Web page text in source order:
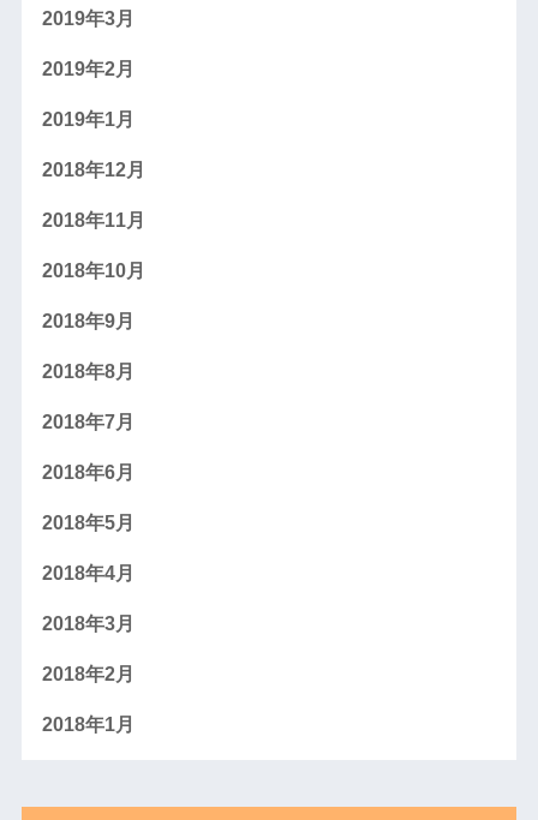
2019年3月
2019年2月
2019年1月
2018年12月
2018年11月
2018年10月
2018年9月
2018年8月
2018年7月
2018年6月
2018年5月
2018年4月
2018年3月
2018年2月
2018年1月